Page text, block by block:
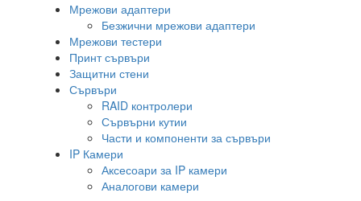
Мрежови адаптери
Безжични мрежови адаптери
Мрежови тестери
Принт сървъри
Защитни стени
Сървъри
RAID контролери
Сървърни кутии
Части и компоненти за сървъри
IP Камери
Аксесоари за IP камери
Аналогови камери